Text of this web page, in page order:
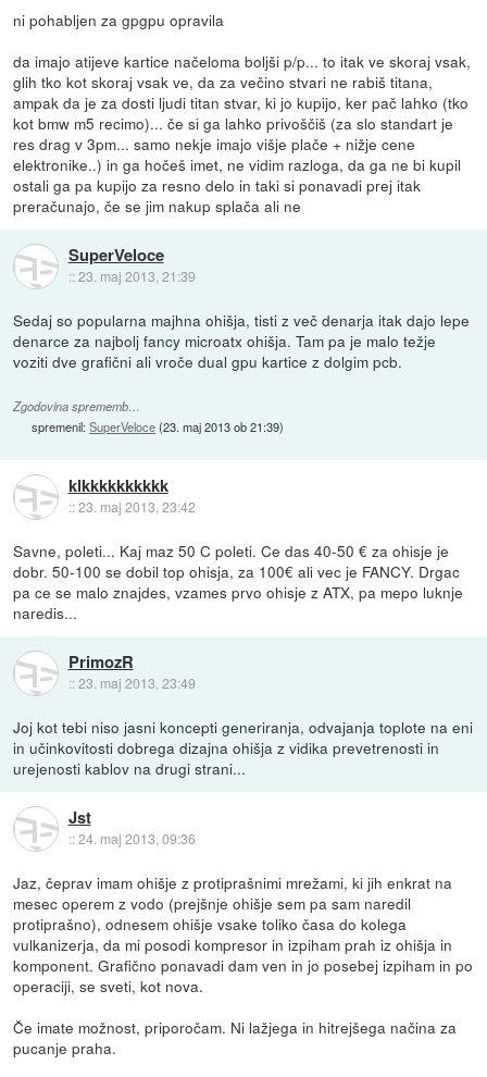
ni pohabljen za gpgpu opravila
da imajo atijeve kartice načeloma boljši p/p... to itak ve skoraj vsak,
glih tko kot skoraj vsak ve, da za večino stvari ne rabiš titana,
ampak da je za dosti ljudi titan stvar, ki jo kupijo, ker pač lahko (tko
kot bmw m5 recimo)... če si ga lahko privoščiš (za slo standart je
res drag v 3pm... samo nekje imajo višje plače + nižje cene
elektronike..) in ga hočeš imet, ne vidim razloga, da ga ne bi kupil
ostali ga pa kupijo za resno delo in taki si ponavadi prej itak
preračunajo, če se jim nakup splača ali ne
SuperVeloce
::23. maj 2013, 21:39
Sedaj so popularna majhna ohišja, tisti z več denarja itak dajo lepe
denarce za najbolj fancy microatx ohišja. Tam pa je malo težje
voziti dve grafični ali vroče dual gpu kartice z dolgim pcb.
Zgodovina sprememb…
spremenil:SuperVeloce(23. maj 2013 ob 21:39)
klkkkkkkkkkk
::23. maj 2013, 23:42
Savne, poleti... Kaj maz 50 C poleti. Ce das 40-50 € za ohisje je
dobr. 50-100 se dobil top ohisja, za 100€ ali vec je FANCY. Drgac
pa ce se malo znajdes, vzames prvo ohisje z ATX, pa mepo luknje
naredis...
PrimozR
::23. maj 2013, 23:49
Joj kot tebi niso jasni koncepti generiranja, odvajanja toplote na eni
in učinkovitosti dobrega dizajna ohišja z vidika prevetrenosti in
urejenosti kablov na drugi strani...
Jst
::24. maj 2013, 09:36
Jaz, čeprav imam ohišje z protiprašnimi mrežami, ki jih enkrat na
mesec operem z vodo (prejšnje ohišje sem pa sam naredil
protiprašno), odnesem ohišje vsake toliko časa do kolega
vulkanizerja, da mi posodi kompresor in izpiham prah iz ohišja in
komponent. Grafično ponavadi dam ven in jo posebej izpiham in po
operaciji, se sveti, kot nova.
Če imate možnost, priporočam. Ni lažjega in hitrejšega načina za
pucanje praha.